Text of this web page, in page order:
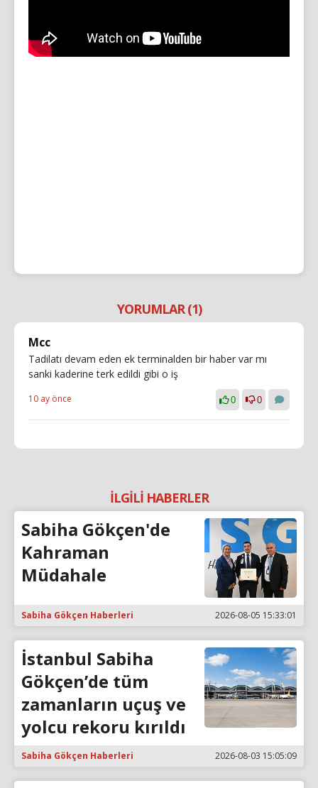
YORUMLAR (1)
Mcc
Tadilatı devam eden ek terminalden bir haber var mı
sanki kaderine terk edildi gibi o iş
10 ay önce 0 0
İLGİLİ HABERLER
Sabiha Gökçen'de
Kahraman
Müdahale
Sabiha Gökçen Haberleri 2026-08-05 15:33:01
İstanbul Sabiha
Gökçen’de tüm
zamanların uçuş ve
yolcu rekoru kırıldı
Sabiha Gökçen Haberleri 2026-08-03 15:05:09